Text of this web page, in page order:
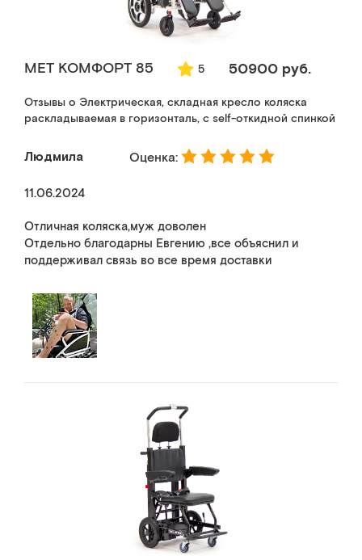
MET КОМФОРТ 85 5 50900 руб.
Отзывы о Электрическая, складная кресло коляска
раскладываемая в горизонталь, с self-откидной спинкой
Людмила Оценка:
11.06.2024
Отличная коляска,муж доволен
Отдельно благодарны Евгению ,все объяснил и
поддерживал связь во все время доставки